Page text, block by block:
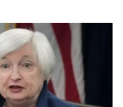
dice
del